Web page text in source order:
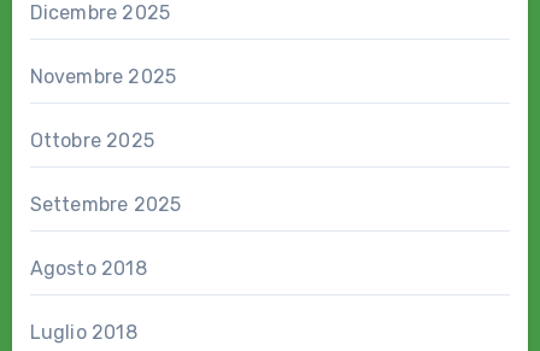
Dicembre 2025
Novembre 2025
Ottobre 2025
Settembre 2025
Agosto 2018
Luglio 2018